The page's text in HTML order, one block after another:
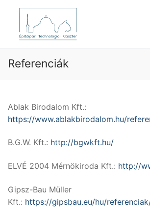
Ugrás
tartalomra
Referenciák
Ablak Birodalom Kft.:
https://www.ablakbirodalom.hu/
B.G.W. Kft.: http://bgwkft.hu/
ELVÉ 2004 Mérnökiroda Kft.: http://
Gipsz-Bau Müller
Kft.: https://gipsbau.eu/hu/